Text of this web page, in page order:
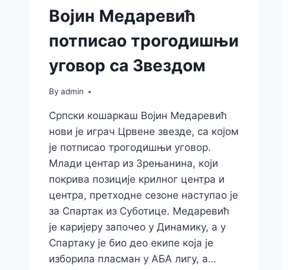
Војин Медаревић
потписао трогодишњи
уговор са Звездом
By admin
Српски кошаркаш Војин Медаревић
нови је играч Црвене звезде, са којом
је потписао трогодишњи уговор.
Млади центар из Зрењанина, који
покрива позиције крилног центра и
центра, претходне сезоне наступао је
за Спартак из Суботице. Медаревић
је каријеру започео у Динамику, а у
Спартаку је био део екипе која је
изборила пласман у АБА лигу, а…